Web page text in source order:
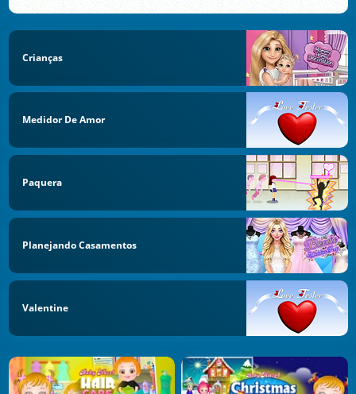
Crianças
Medidor De Amor
Paquera
Planejando Casamentos
Valentine